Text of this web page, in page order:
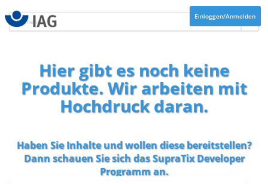
Einloggen/Anmelden
Hier gibt es noch keine
Produkte. Wir arbeiten mit
Hochdruck daran.
Haben Sie Inhalte und wollen diese bereitstellen?
Dann schauen Sie sich dasSupraTix Developer
Programman.